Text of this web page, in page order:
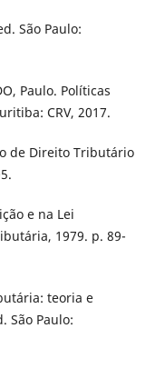
São Paulo:
Paulo. Políticas
CRV, 2017.
de Direito Tributário
e na Lei
1979. p. 89-
teoria e
São Paulo: